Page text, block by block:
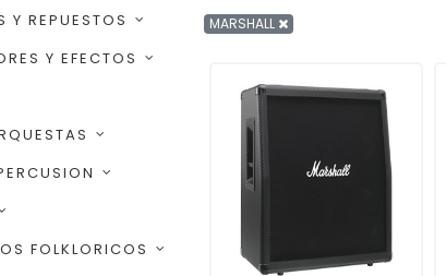
Y REPUESTOS
Y EFECTOS
FOLKLORICOS
MARSHALL